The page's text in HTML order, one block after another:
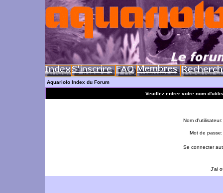
Aquariolo Index du Forum
Veuillez entrer votre nom
Nom d'utilisateur:
Mot de passe:
Se connecter
J'ai